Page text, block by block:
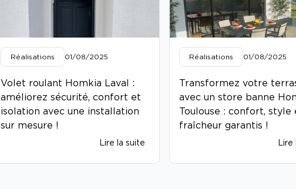
Réalisations 01/08/2025
Volet roulant Homkia Laval :
améliorez sécurité, confort et
isolation avec une installation
sur mesure !
Lire la suite
Réalisations 01/08/2025
Transformez votre
avec un store banne
Toulouse : confort, style
fraîcheur garantis !
Lire